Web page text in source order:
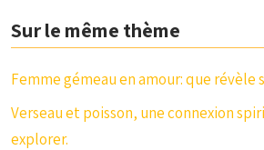
Sur le même thème
Femme gémeau en amour: que
Verseau et poisson, une connexion
explorer.